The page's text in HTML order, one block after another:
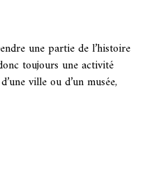
une partie de l’histoire
toujours une activité
ville ou d’un musée,